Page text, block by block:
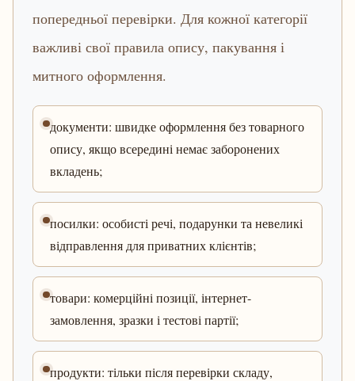
попередньої перевірки. Для кожної категорії
важливі свої правила опису, пакування і
митного оформлення.
документи: швидке оформлення без товарного
опису, якщо всередині немає заборонених
вкладень;
посилки: особисті речі, подарунки та невеликі
відправлення для приватних клієнтів;
товари: комерційні позиції, інтернет-
замовлення, зразки і тестові партії;
продукти: тільки після перевірки складу,